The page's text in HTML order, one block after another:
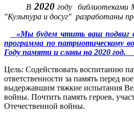
В 2020 году библиотеками
"Культура и досуг" разработаны
«Мы будем чтить ваш подвиг
программа по патриотическому
Году памяти и славы на 2020 год.
Цель: Содействовать воспитанию
ответственности за память перед
выдержавшим тяжкие испытания
войны. Почтить память героев,
Отечественной войны.